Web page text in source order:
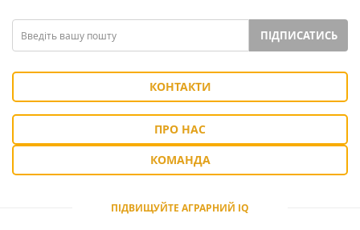
ПІДПИСАТИСЬ
КОНТАКТИ
ПРО НАС
КОМАНДА
ПІДВИЩУЙТЕ АГРАРНИЙ IQ